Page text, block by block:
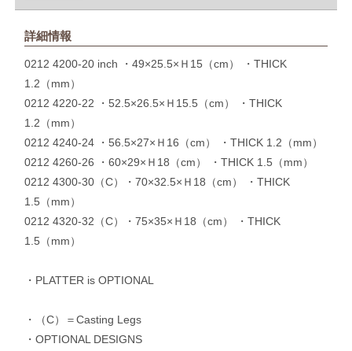
詳細情報
0212 4200-20 inch ・49×25.5×Ｈ15（cm） ・THICK
1.2（mm）
0212 4220-22 ・52.5×26.5×Ｈ15.5（cm） ・THICK
1.2（mm）
0212 4240-24 ・56.5×27×Ｈ16（cm） ・THICK 1.2（mm）
0212 4260-26 ・60×29×Ｈ18（cm） ・THICK 1.5（mm）
0212 4300-30（C）・70×32.5×Ｈ18（cm） ・THICK
1.5（mm）
0212 4320-32（C）・75×35×Ｈ18（cm） ・THICK
1.5（mm）
・PLATTER is OPTIONAL
・（C）＝Casting Legs
・OPTIONAL DESIGNS